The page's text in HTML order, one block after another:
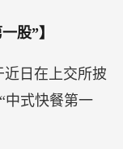
股”】
近日在上交所披
中式快餐第一